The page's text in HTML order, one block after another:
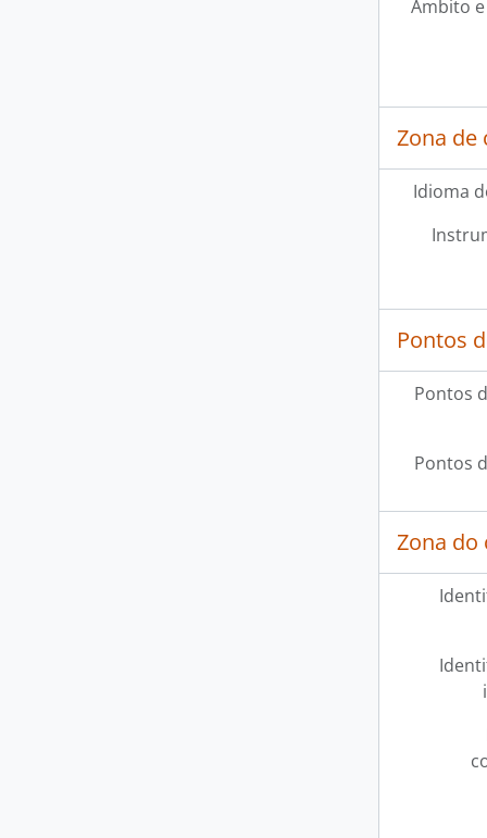
Âmbito
Zona de
Idioma
Pontos
Pontos
Pontos
Zona do